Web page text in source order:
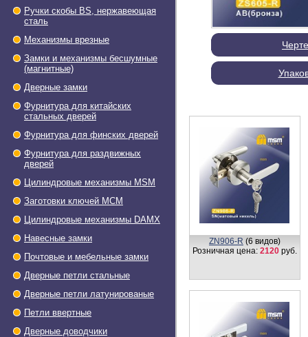
Ручки скобы BS, нержавеющая
сталь
Механизмы врезные
Замки и механизмы бесшумные
(магнитные)
Дверные замки
Фурнитура для китайских
стальных дверей
Фурнитура для финских дверей
Фурнитура для раздвижных
дверей
Цилиндровые механизмы MSM
Заготовки ключей МСМ
Цилиндровые механизмы DAMX
Навесные замки
Почтовые и мебельные замки
Дверные петли стальные
Дверные петли латунированые
Петли ввертные
Дверные доводчики
ZN906-R (6 видов)
Розничная цена: 2120 руб.